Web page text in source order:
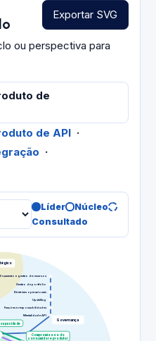
Exportar SVG
ou perspectiva para
de
de API ·
·
Líder
Núcleo
Consultado
Governança
Mentalidade API
Funções e responsabilidades
Upskilling
Diretrizes operacionais
Gestão de portfólio
Orçamento e gestão de recursos
capacidade
Compromissos do
consumidor e produtor